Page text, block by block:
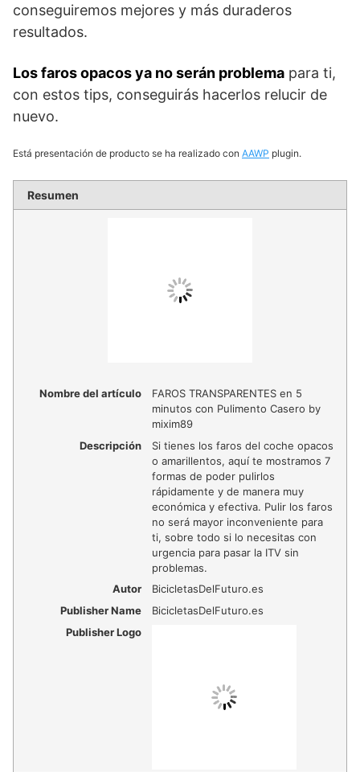
conseguiremos mejores y más duraderos
resultados.
Los faros opacos ya no serán problema para ti,
con estos tips, conseguirás hacerlos relucir de
nuevo.
Está presentación de producto se ha realizado con AAWP plugin.
Resumen
Nombre del artículo
FAROS TRANSPARENTES en 5
minutos con Pulimento Casero by
mixim89
Descripción
Si tienes los faros del coche opacos
o amarillentos, aquí te mostramos 7
formas de poder pulirlos
rápidamente y de manera muy
económica y efectiva. Pulir los faros
no será mayor inconveniente para
ti, sobre todo si lo necesitas con
urgencia para pasar la ITV sin
problemas.
Autor
BicicletasDelFuturo.es
Publisher Name
BicicletasDelFuturo.es
Publisher Logo